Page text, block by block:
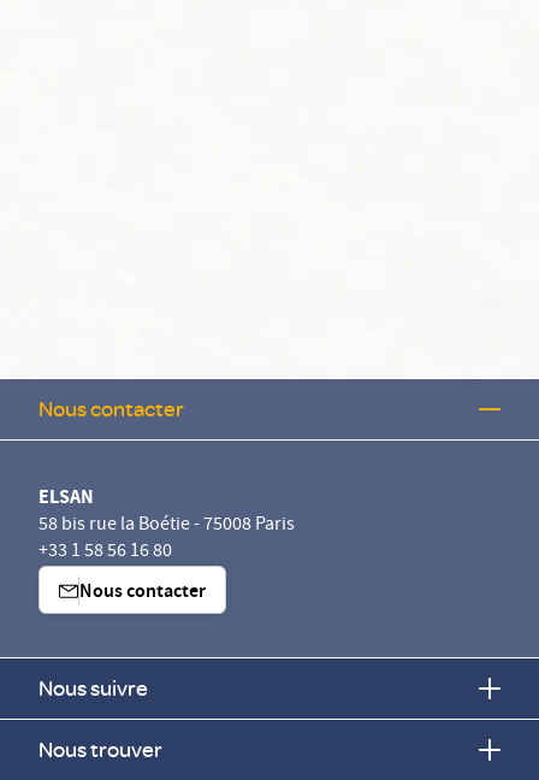
Nous contacter
ELSAN
58 bis rue la Boétie - 75008 Paris
+33 1 58 56 16 80
Nous contacter
Nous suivre
Nous trouver